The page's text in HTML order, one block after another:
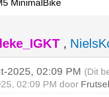
MinimalBike
,
2025, 02:09 PM (Dit
02:09 PM door